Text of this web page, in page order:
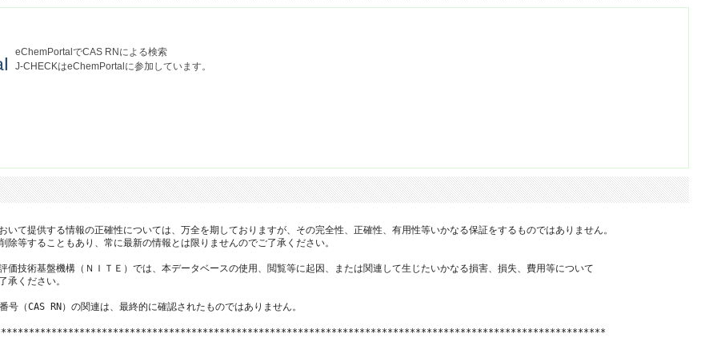
eChemPortalでCAS RNによる検索
J-CHECKはeChemPortalに参加しています。
いて提供する情報の正確性については、万全を期しておりますが、その完全性、正確性、有用性等いかなる保証をするものではありません。
等することもあり、常に最新の情報とは限りませんのでご了承ください。
価技術基盤機構（ＮＩＴＥ）では、本データベースの使用、閲覧等に起因、または関連して生じたいかなる損害、損失、費用等について
承ください。
（CAS RN）の関連は、最終的に確認されたものではありません。